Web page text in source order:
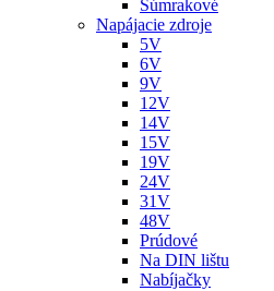
Súmrakové
Napájacie zdroje
5V
6V
9V
12V
14V
15V
19V
24V
31V
48V
Prúdové
Na DIN lištu
Nabíjačky